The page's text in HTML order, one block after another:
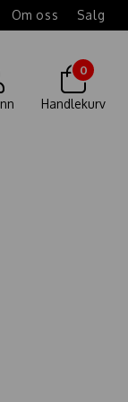
Om oss Salg
0
Handlekurv